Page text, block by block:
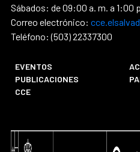
Sábados: de 09:00 a. m. a 1:00
Correo electrónico:
Teléfono: (503) 22337300
EVENTOS
PUBLICACIONES
CCE